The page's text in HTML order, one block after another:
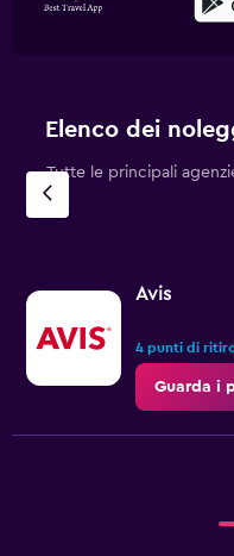
Elenco dei
Tutte le principali
Avis
4 punti di
Guarda i